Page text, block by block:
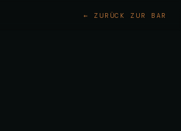
← ZURÜCK ZUR BAR